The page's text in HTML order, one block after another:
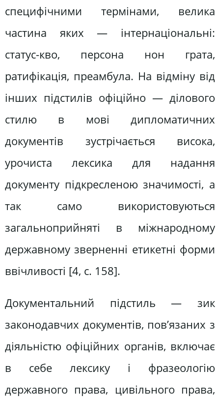
специфічними термінами, велика
частина яких — інтернаціональні:
статус-кво, персона нон грата,
ратифікація, преамбула. На відміну від
інших підстилів офіційно — ділового
стилю в мові дипломатичних
документів зустрічається висока,
урочиста лексика для надання
документу підкресленою значимості, а
так само використовуються
загальноприйняті в міжнародному
державному зверненні етикетні форми
ввічливості [4, с. 158].
Документальний підстиль — зик
законодавчих документів, пов’язаних з
діяльністю офіційних органів, включає
в себе лексику і фразеологію
державного права, цивільного права,